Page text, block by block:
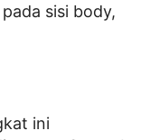
sisi body,
ini